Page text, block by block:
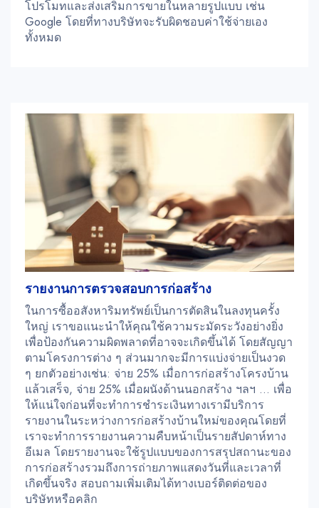
โปรโมทและส่งเสริมการขายในหลายรูปแบบ เช่น
Google โดยที่ทางบริษัทจะรับผิดชอบค่าใช้จ่ายเอง
ทั้งหมด
รายงานการตรวจสอบการก่อสร้าง
ในการซื้ออสังหาริมทรัพย์เป็นการตัดสินในลงทุนครั้ง
ใหญ่ เราขอแนะนำให้คุณใช้ความระมัดระวังอย่างยิ่ง
เพื่อป้องกันความผิดพลาดที่อาจจะเกิดขึ้นได้ โดยสัญญา
ตามโครงการต่าง ๆ ส่วนมากจะมีการแบ่งจ่ายเป็นงวด
ๆ ยกตัวอย่างเช่น: จ่าย 25% เมื่อการก่อสร้างโครงบ้าน
แล้วเสร็จ, จ่าย 25% เมื่อผนังด้านนอกสร้าง ฯลฯ ... เพื่อ
ให้แน่ใจก่อนที่จะทำการชำระเงินทางเรามีบริการ
รายงานในระหว่างการก่อสร้างบ้านใหม่ของคุณโดยที่
เราจะทำการรายงานความคืบหน้าเป็นรายสัปดาห์ทาง
อีเมล โดยรายงานจะใช้รูปแบบของการสรุปสถานะของ
การก่อสร้างรวมถึงการถ่ายภาพแสดงวันที่และเวลาที่
เกิดขึ้นจริง สอบถามเพิ่มเติมได้ทางเบอร์ติดต่อของ
บริษัทหรือคลิก